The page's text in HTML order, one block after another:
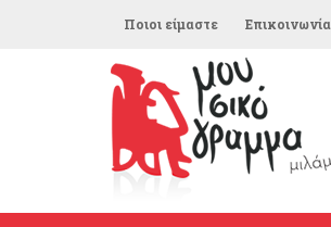
Ποιοι είμαστε Επικοινωνία